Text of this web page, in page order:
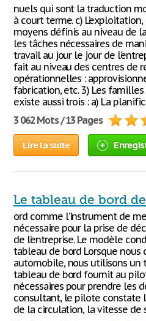
nuels qui sont la traduction
à court terme. c) L’exploitation,
moyens définis au niveau de la
les tâches nécessaires de
travail au jour le jour de
fait au niveau des centres de
opérationnelles :
fabrication, etc. 3) Les familles
existe aussi trois : a) La
3 062 Mots / 13 Pages
Lire la suite
Le tableau de bord
ord comme l’instrument de
nécessaire pour la prise de
de l’entreprise. Le modèle
tableau de bord Lorsque nous
automobile, nous utilisons un
tableau de bord fournit au
nécessaires pour prendre les
consultant, le pilote constate
de la circulation, la vitesse de